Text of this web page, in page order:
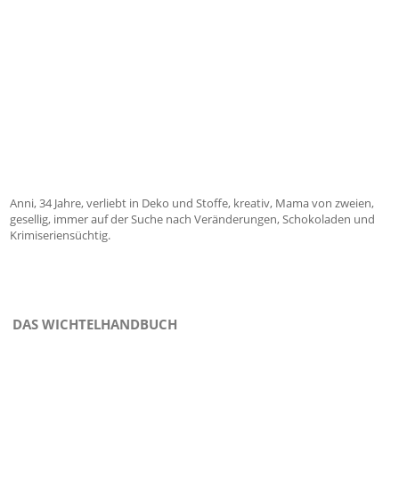
Anni, 34 Jahre, verliebt in Deko und Stoffe, kreativ, Mama von zweien,
gesellig, immer auf der Suche nach Veränderungen, Schokoladen und
Krimiseriensüchtig.
DAS WICHTELHANDBUCH